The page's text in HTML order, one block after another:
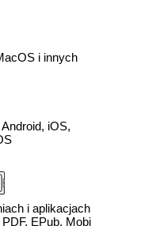
i innych
iOS,
i aplikacjach
EPub, Mobi